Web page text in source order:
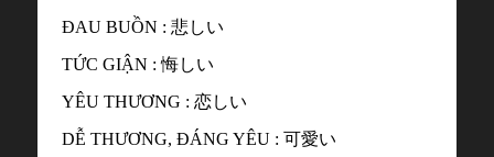
ĐAU BUỒN : 悲しい
TỨC GIẬN : 悔しい
YÊU THƯƠNG : 恋しい
DỄ THƯƠNG, ĐÁNG YÊU : 可愛い